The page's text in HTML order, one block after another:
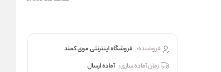
فروشنده: فروشگاه اینترنتی موی کمند
زمان آماده سازی: آماده ارسال